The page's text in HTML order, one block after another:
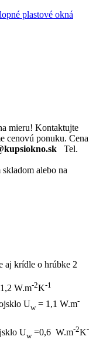
plastové okná
mieru! Kontaktujte
cenovú ponuku. Cena
Tel.
alebo na
aj krídle o hrúbke 2
W.m-2K-1
Uw = 1,1 W.m-
Uw=0,6 W.m-2K-